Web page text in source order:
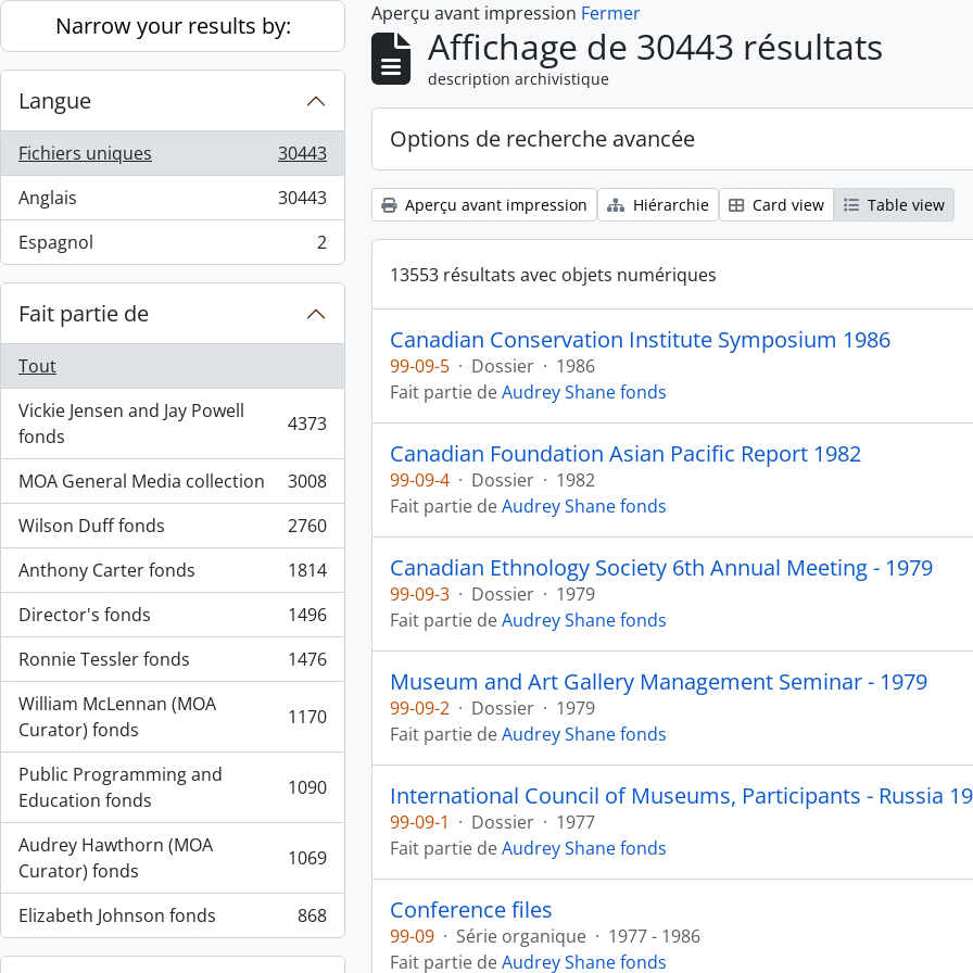
Skip to main content
Narrow your results by:
Langue
Fichiers uniques
, 30443 résultats
30443
Anglais
, 30443 résultats
30443
Espagnol
, 2 résultats 2
Fait partie de
Tout
Vickie Jensen and Jay Powell
fonds
, 4373 résultats 4373
MOA General Media collection
, 3008 résultats
3008
Wilson Duff fonds
, 2760 résultats
2760
Anthony Carter fonds
, 1814 résultats
1814
Director's fonds
, 1496 résultats
1496
Ronnie Tessler fonds
, 1476 résultats
1476
William McLennan (MOA
Curator) fonds
, 1170 résultats 1170
Public Programming and
Education fonds
, 1090 résultats 1090
Audrey Hawthorn (MOA
Curator) fonds
, 1069 résultats 1069
Elizabeth Johnson fonds
, 868 résultats 868
Aperçu avant impression Fermer
Affichage de 30443 résultats
description archivistique
Options de recherche avancée
Aperçu avant impression Hiérarchie Card view Table view
13553 résultats avec objets numériques
Canadian Conservation Institute Symposium 1986
99-09-5 · Dossier · 1986
Fait partie deAudrey Shane fonds
Canadian Foundation Asian Pacific Report 1982
99-09-4 · Dossier · 1982
Fait partie deAudrey Shane fonds
Canadian Ethnology Society 6th Annual Meeting - 1979
99-09-3 · Dossier · 1979
Fait partie deAudrey Shane fonds
Museum and Art Gallery Management Seminar - 1979
99-09-2 · Dossier · 1979
Fait partie deAudrey Shane fonds
International Council of Museums, Participants - Russia
99-09-1 · Dossier · 1977
Fait partie deAudrey Shane fonds
Conference files
99-09 · Série organique · 1977 - 1986
Fait partie deAudrey Shane fonds